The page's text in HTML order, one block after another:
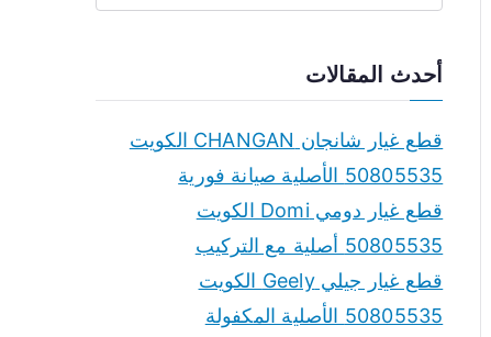
r
أحدث المقالات
قطع غيار شانجان CHANGAN الكويت
50805535 الأصلية صيانة فورية
قطع غيار دومي Domi الكويت
50805535 أصلية مع التركيب
قطع غيار جيلي Geely الكويت
50805535 الأصلية المكفولة